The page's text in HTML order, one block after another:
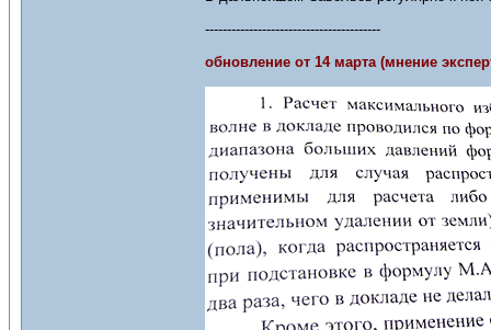
----------------------------------------
обновление от 14 марта (мнение